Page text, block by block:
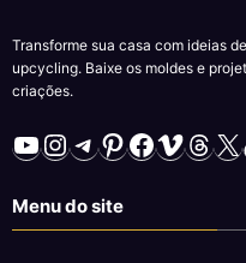
Transforme sua casa com ideias
upcycling. Baixe os moldes e
criações.
YouTube
Instagram
Telegram
Pinterest
Facebook
Vimeo
X
Menu do site